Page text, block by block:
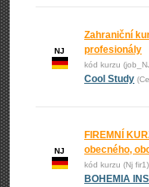
NJ
Zahraniční
profesionály
kód kurzu
Cool Study
NJ
FIREMNÍ
obecného,
kód kurzu (Nj fir1)
BOHEMIA